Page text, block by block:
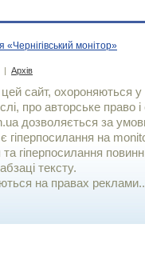
«Чернігівський монітор»
| Архів
сайт, охороняються у
про авторське право і
дозволяється за
на
гіперпосилання
тексту.
на правах реклами..